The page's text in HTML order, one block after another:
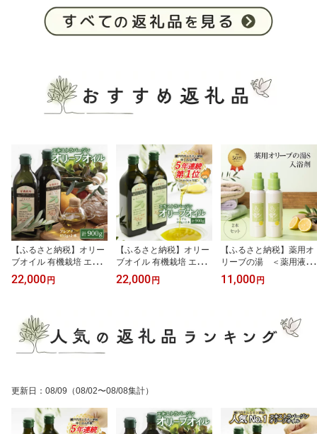
【ふるさと納税】オリー
ブオイル 有機栽培 エキ
ストラバージン オリーブ
オイル ブレンド 2本 セッ
納税 エキストラバージン
有機栽培 オーガニック
オリーブ油 調味料
22,000 円
【ふるさと納税】オリー
ブオイル 有機栽培 エキ
ストラバージン オリーブ
オイル シングル 2本 セッ
シング パスタ
22,000 円
【ふるさと納税】薬用オ
リーブの湯 ＜薬用液体
入浴剤＞2本セット(1本5
00ml） 美容 お届け：
11,000 円
更新日 ： 08/09 （08/02〜08/08集計）